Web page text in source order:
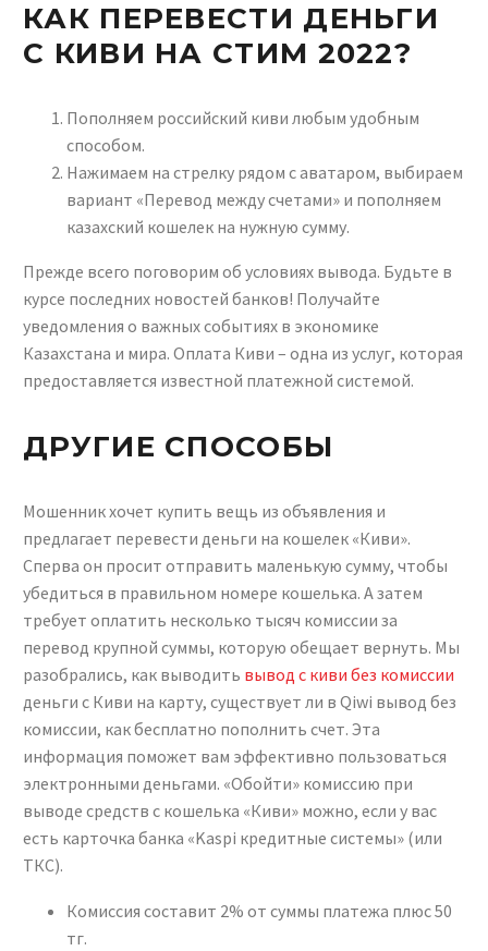
КАК ПЕРЕВЕСТИ ДЕНЬГИ
С КИВИ НА СТИМ 2022?
Пополняем российский киви любым удобным
способом.
Нажимаем на стрелку рядом с аватаром, выбираем
вариант «Перевод между счетами» и пополняем
казахский кошелек на нужную сумму.
Прежде всего поговорим об условиях вывода. Будьте в
курсе последних новостей банков! Получайте
уведомления о важных событиях в экономике
Казахстана и мира. Оплата Киви – одна из услуг, которая
предоставляется известной платежной системой.
ДРУГИЕ СПОСОБЫ
Мошенник хочет купить вещь из объявления и
предлагает перевести деньги на кошелек «Киви».
Сперва он просит отправить маленькую сумму, чтобы
убедиться в правильном номере кошелька. А затем
требует оплатить несколько тысяч комиссии за
перевод крупной суммы, которую обещает вернуть. Мы
разобрались, как выводить вывод с киви без комиссии
деньги с Киви на карту, существует ли в Qiwi вывод без
комиссии, как бесплатно пополнить счет. Эта
информация поможет вам эффективно пользоваться
электронными деньгами. «Обойти» комиссию при
выводе средств с кошелька «Киви» можно, если у вас
есть карточка банка «Kaspi кредитные системы» (или
ТКС).
Комиссия составит 2% от суммы платежа плюс 50
тг.